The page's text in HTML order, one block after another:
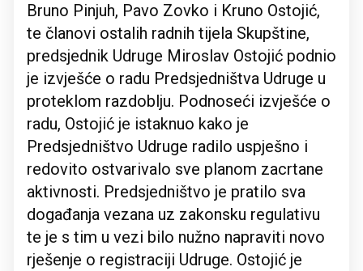
Bruno Pinjuh, Pavo Zovko i Kruno Ostojić,
te članovi ostalih radnih tijela Skupštine,
predsjednik Udruge Miroslav Ostojić podnio
je izvješće o radu Predsjedništva Udruge u
proteklom razdoblju. Podnoseći izvješće o
radu, Ostojić je istaknuo kako je
Predsjedništvo Udruge radilo uspješno i
redovito ostvarivalo sve planom zacrtane
aktivnosti. Predsjedništvo je pratilo sva
događanja vezana uz zakonsku regulativu
te je s tim u vezi bilo nužno napraviti novo
rješenje o registraciji Udruge. Ostojić je